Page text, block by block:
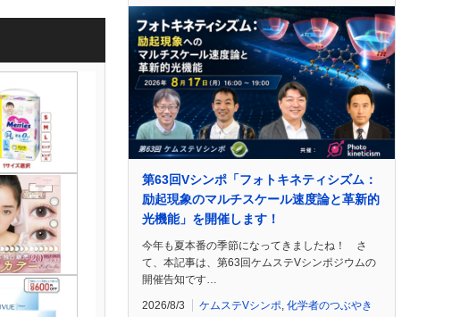
第63回Vシンポ「フォトキネティシズム：
励起現象のマルチスケール速度論と革新的
光機能」を開催します！
今年も夏本番の季節になってきましたね！ さ
て、本記事は、第63回ケムステVシンポジウムの
開催告知です…
2026/8/3 ケムステVシンポ, 化学者のつぶやき